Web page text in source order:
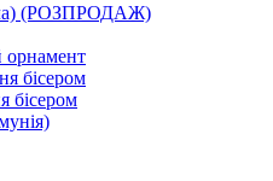
(РОЗПРОДАЖ)
орнамент
бісером
бісером